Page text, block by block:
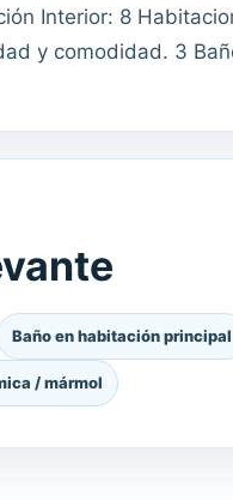
Interior: 8
y comodidad. 3
Baño en habitación principal
/ mármol